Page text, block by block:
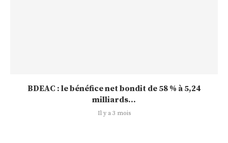
BDEAC : le bénéfice net bondit de 58 % à 5,24
milliards...
Il y a 3 mois